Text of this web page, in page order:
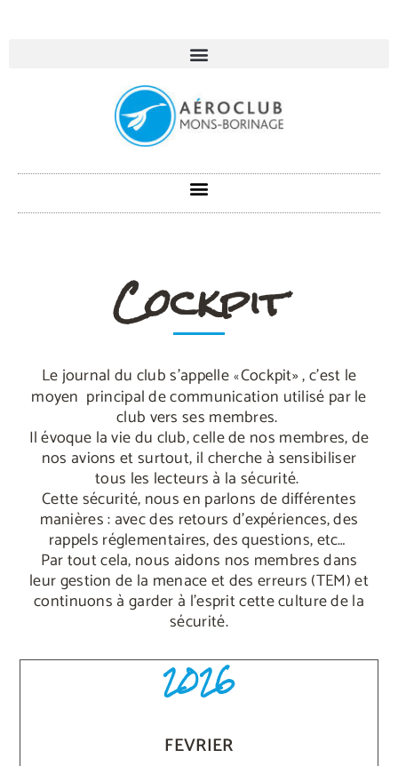
Cockpit
Le journal du club s’appelle «Cockpit» , c’est le
moyen principalde communication utilisé par le
club vers ses membres.
Il évoque la vie du club, celle de nos membres, de
nos avions et surtout, il cherche à sensibiliser
tous les lecteurs à la sécurité.
Cette sécurité, nous en parlons de différentes
manières : avec des retours d’expériences, des
rappels réglementaires, des questions, etc…
Par tout cela, nous aidons nos membres dans
leur gestion de la menace et des erreurs (TEM) et
continuons à garder à l’esprit cette culture de la
sécurité.
2026
FEVRIER